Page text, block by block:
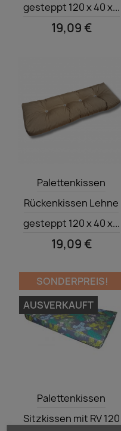
gesteppt 120 x 40 x...
19,09 €

Palettenkissen
Rückenkissen Lehne
gesteppt 120 x 40 x...
19,09 €

Palettenkissen
Sitzkissen mit RV 120
SONDERPREIS!
AUSVERKAUFT